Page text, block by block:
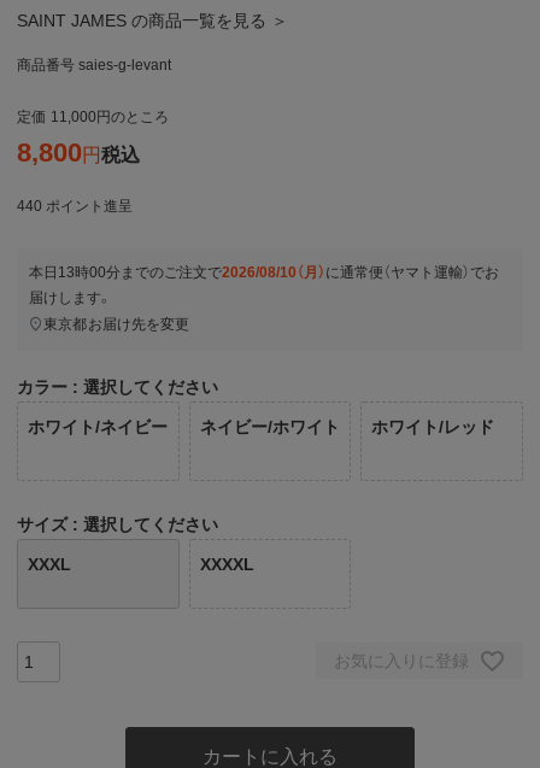
SAINT JAMES の商品一覧を見る ＞
商品番号 saies-g-levant
定価 11,000 のところ
8,800 税込
440 ポイント進呈
本日 13時00分 までのご注文で2026/08/10（月） に通常便（ヤマト運輸） でお
届けします。
東京都お届け先を変更
カラー 選択してください
ホワイト/ネイビー ネイビー/ホワイト ホワイト/レッド
サイズ 選択してください
XXXL XXXXL
お気に入りに登録
カートに入れる